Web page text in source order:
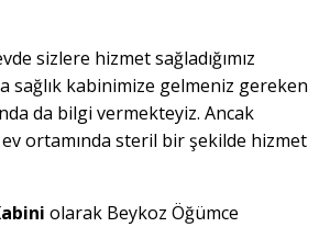
sizlere hizmet sağladığımız
sağlık kabinimize gelmeniz gereken
da bilgi vermekteyiz. Ancak
ortamında steril bir şekilde hizmet
olarak Beykoz Öğümce